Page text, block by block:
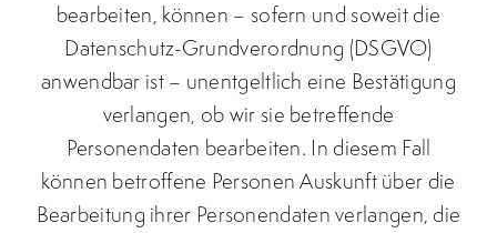
bearbeiten, können – sofern und soweit die
Datenschutz-Grundverordnung (DSGVO)
anwendbar ist – unentgeltlich eine Bestätigung
verlangen, ob wir sie betreffende
Personendaten bearbeiten. In diesem Fall
können betroffene Personen Auskunft über die
Bearbeitung ihrer Personendaten verlangen, die